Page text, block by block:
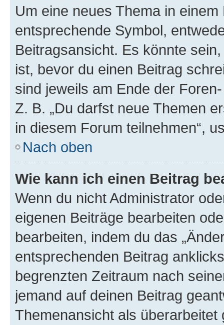
Um eine neues Thema in
entsprechende Symbol,
Beitragsansicht. Es könnte
ist, bevor du einen Beitrag
sind jeweils am Ende der
Z. B. „Du darfst neue Themen
in diesem Forum teilnehmen“,
Nach oben
Wie kann ich einen Beitrag
Wenn du nicht Administrator
eigenen Beiträge bearbeiten
bearbeiten, indem du das
entsprechenden Beitrag
begrenzten Zeitraum nach
jemand auf deinen Beitrag
Themenansicht als